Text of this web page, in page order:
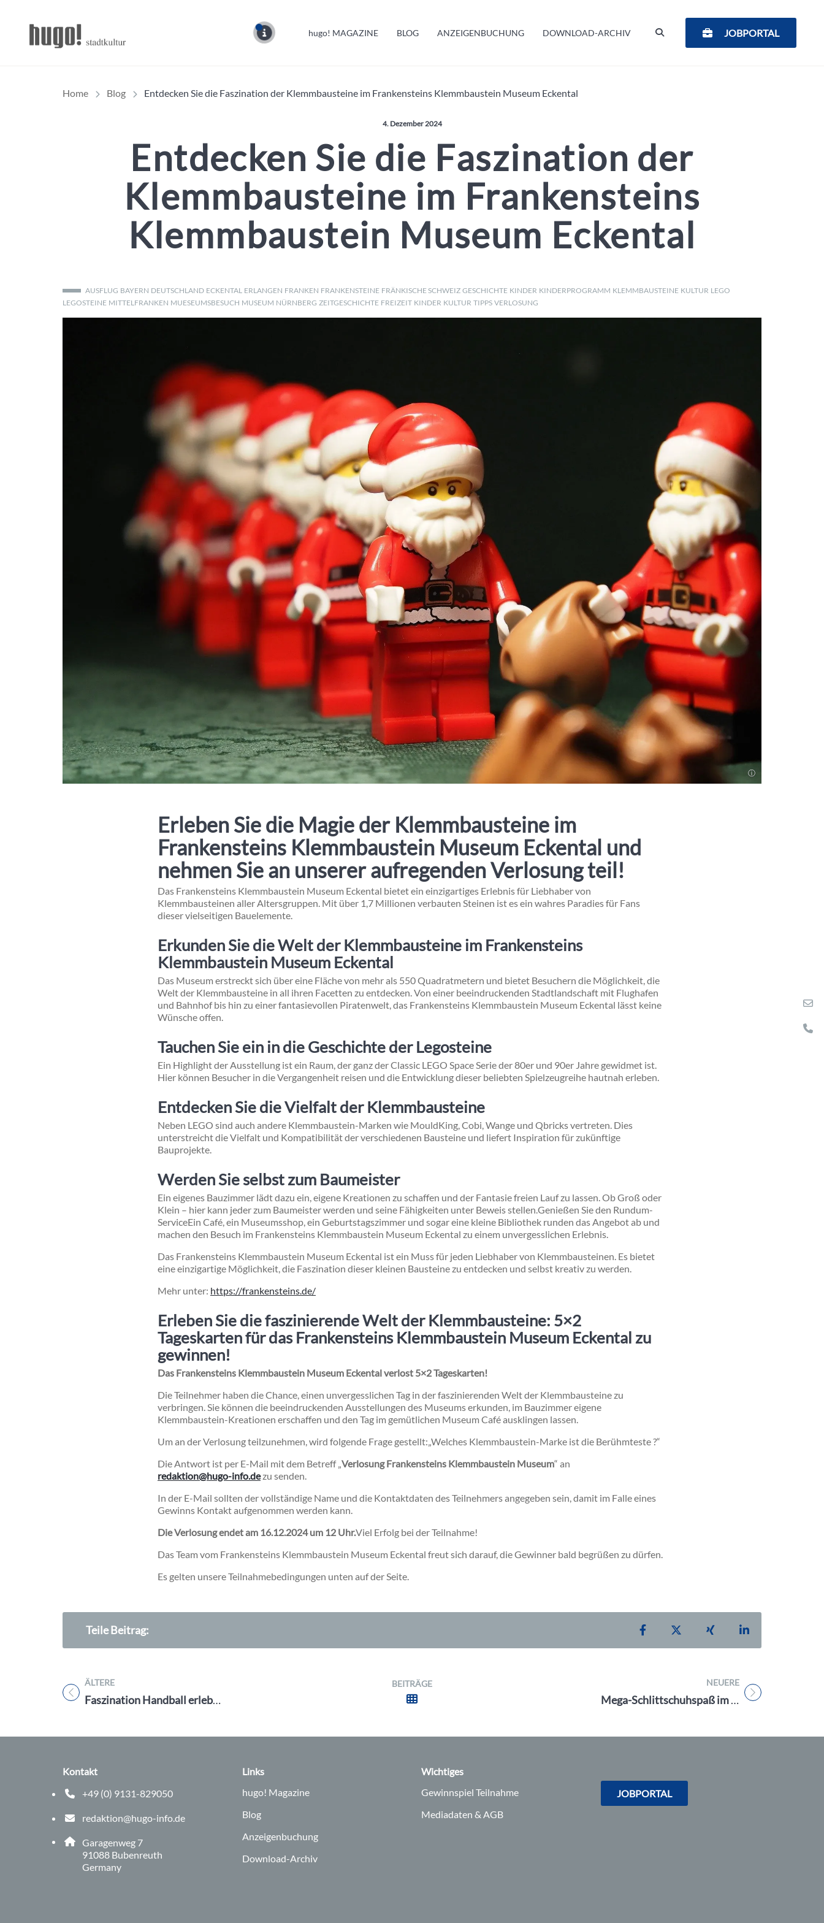
MELDUNGEN
hugo! MAGAZINE BLOG ANZEIGENBUCHUNG DOWNLOAD-ARCHIV JOBPORTAL
Home Blog Entdecken Sie die Faszination der Klemmbausteine im Frankensteins Klemmbaustein Museum Eckental
Veröffentlicht am:
4. Dezember 2024
Entdecken Sie die Faszination der
Klemmbausteine im Frankensteins
Klemmbaustein Museum Eckental
AUSFLUG BAYERN DEUTSCHLAND ECKENTAL ERLANGEN FRANKEN FRANKENSTEINE FRÄNKISCHE SCHWEIZ GESCHICHTE KINDER KINDERPROGRAMM KLEMMBAUSTEINE KULTUR LEGO
LEGOSTEINE MITTELFRANKEN MUESEUMSBESUCH MUSEUM NÜRNBERG ZEITGESCHICHTE FREIZEIT KINDER KULTUR TIPPS VERLOSUNG
Erleben Sie die Magie der Klemmbausteine im
Frankensteins Klemmbaustein Museum Eckental und
nehmen Sie an unserer aufregenden Verlosung teil!
Das Frankensteins Klemmbaustein Museum Eckental bietet ein einzigartiges Erlebnis für Liebhaber von
Klemmbausteinen aller Altersgruppen. Mit über 1,7 Millionen verbauten Steinen ist es ein wahres Paradies für Fans
dieser vielseitigen Bauelemente.
Erkunden Sie die Welt der Klemmbausteineim Frankensteins
Klemmbaustein Museum Eckental
Das Museum erstreckt sich über eine Fläche von mehr als 550 Quadratmetern und bietet Besuchern die Möglichkeit, die
Welt der Klemmbausteine in all ihren Facetten zu entdecken. Von einer beeindruckenden Stadtlandschaft mit Flughafen
und Bahnhof bis hin zu einer fantasievollen Piratenwelt, das Frankensteins Klemmbaustein Museum Eckental lässt keine
Wünsche offen.
Tauchen Sie ein in die Geschichte der Legosteine
Ein Highlight der Ausstellung ist ein Raum, der ganz der Classic LEGO Space Serie der 80er und 90er Jahre gewidmet ist.
Hier können Besucher in die Vergangenheit reisen und die Entwicklung dieser beliebten Spielzeugreihe hautnah erleben.
Entdecken Sie die Vielfalt der Klemmbausteine
Neben LEGO sind auch andere Klemmbaustein-Marken wie MouldKing, Cobi, Wange und Qbricks vertreten. Dies
unterstreicht die Vielfalt und Kompatibilität der verschiedenen Bausteine und liefert Inspiration für zukünftige
Bauprojekte.
Werden Sie selbst zum Baumeister
Ein eigenes Bauzimmer lädt dazu ein, eigene Kreationen zu schaffen und der Fantasie freien Lauf zu lassen. Ob Groß oder
Klein – hier kann jeder zum Baumeister werden und seine Fähigkeiten unter Beweis stellen.Genießen Sie den Rundum-
ServiceEin Café, ein Museumsshop, ein Geburtstagszimmer und sogar eine kleine Bibliothek runden das Angebot ab und
machen den Besuch im Frankensteins Klemmbaustein Museum Eckental zu einem unvergesslichen Erlebnis.
Das Frankensteins Klemmbaustein Museum Eckental ist ein Muss für jeden Liebhaber von Klemmbausteinen. Es bietet
eine einzigartige Möglichkeit, die Faszination dieser kleinen Bausteine zu entdecken und selbst kreativ zu werden.
Mehr unter: https://frankensteins.de/
Erleben Sie die faszinierende Welt der Klemmbausteine: 5×2
Tageskarten für das Frankensteins Klemmbaustein Museum Eckental zu
gewinnen!
Das Frankensteins Klemmbaustein Museum Eckental verlost 5×2 Tageskarten!
Die Teilnehmer haben die Chance, einen unvergesslichen Tag in der faszinierenden Welt der Klemmbausteine zu
verbringen. Sie können die beeindruckenden Ausstellungen des Museums erkunden, im Bauzimmer eigene
Klemmbaustein-Kreationen erschaffen und den Tag im gemütlichen Museum Café ausklingen lassen.
Um an der Verlosung teilzunehmen, wird folgende Frage gestellt:„Welches Klemmbaustein-Marke ist die Berühmteste ?“
Die Antwort ist per E-Mail mit dem Betreff „Verlosung Frankensteins Klemmbaustein Museum“ an
redaktion@hugo-info.dezu senden.
In der E-Mail sollten der vollständige Name und die Kontaktdaten des Teilnehmers angegeben sein, damit im Falle eines
Gewinns Kontakt aufgenommen werden kann.
Die Verlosung endet am 16.12.2024 um 12 Uhr.Viel Erfolg bei der Teilnahme!
Das Team vom Frankensteins Klemmbaustein Museum Eckental freut sich darauf, die Gewinner bald begrüßen zu dürfen.
Es gelten unsere Teilnahmebedingungen unten auf der Seite.
Teile Beitrag: Teilen auf Facebook
Teilen auf XTeilen auf Xing
Teilen auf
ÄLTERE
Titel für Beitrag
Faszination Handball erleben: Besucht die Heimspiele des HC Erlangen in der ARENA NÜRNBERGER Versicherung
BEITRÄGE NEUERE
Titel für Beitrag
Mega-Schlittschuhspaß im PLAYMOBIL-FunPark: Ein Winterwunderland für die ganze Familie
Kontakt
+49 (0) 9131-829050
Telefonnummer: 0 9 1 3 1 8 2 9 0 5 0
redaktion@hugo-info.de
E-Mail Adresse: redaktion@hugo-info.de
Adresse:
Garagenweg 7
91088 , 9 1 0 8 8
Bubenreuth
Germany
Links
hugo! Magazine
Blog
Anzeigenbuchung
Download-Archiv
Wichtiges
Gewinnspiel Teilnahme
Mediadaten & AGB
JOBPORTAL